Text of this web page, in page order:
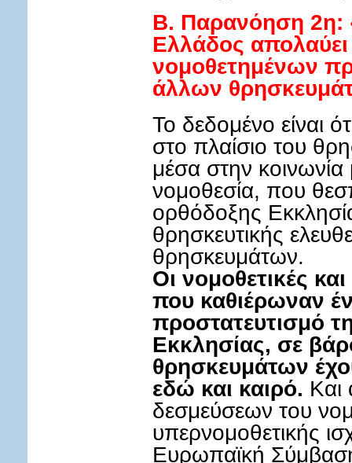
B. Παρανόηση 2η:
Ελλάδος απολαύει
νομοθετημένων
άλλων
Το δεδομένο είναι
στο πλαίσιο του
μέσα στην κοινωνία
νομοθεσία, που
ορθόδοξης
θρησκευτικής
θρησκευμάτων.
Οι νομοθετικές και
που καθιέρωναν
προστατευτισμό
Εκκλησίας, σε
θρησκευμάτων
εδώ και καιρό. Και
δεσμεύσεων του
υπερνομοθετικής
Ευρωπαϊκή